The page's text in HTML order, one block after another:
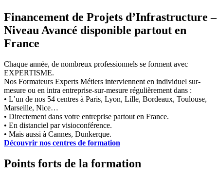
Financement de Projets d’Infrastructure –
Niveau Avancé disponible partout en
France
Chaque année, de nombreux professionnels se forment avec
EXPERTISME.
Nos Formateurs Experts Métiers interviennent en individuel sur-
mesure ou en intra entreprise-sur-mesure régulièrement dans :
• L’un de nos 54 centres à Paris, Lyon, Lille, Bordeaux, Toulouse,
Marseille, Nice…
• Directement dans votre entreprise partout en France.
• En distanciel par visioconférence.
• Mais aussi à Cannes, Dunkerque.
Découvrir nos centres de formation
Points forts de la formation